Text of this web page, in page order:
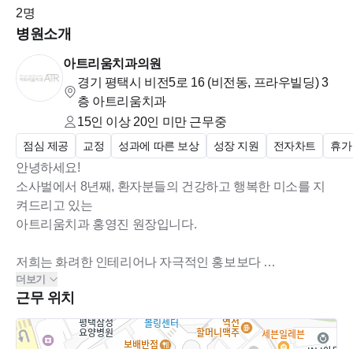
2명
병원소개
아트리움치과의원
경기 평택시 비전5로 16 (비전동, 프라우빌딩) 3
층 아트리움치과
15인 이상 20인 미만근무중
점심 제공 교정 성과에 따른 보상 성장 지원 전자차트 휴
안녕하세요!
소사벌에서 8년째, 환자분들의 건강하고 행복한 미소를 지
켜드리고 있는
아트리움치과 홍영진 원장입니다.
저희는 화려한 인테리어나 자극적인 홍보보다
“진심 어린 진료와 환자분의 신뢰”를 가장 중요하게 생각합
니다.
매일 성실하게, 꾸준히, 좋은 진료를 쌓아온 덕분에
더보기
근무 위치